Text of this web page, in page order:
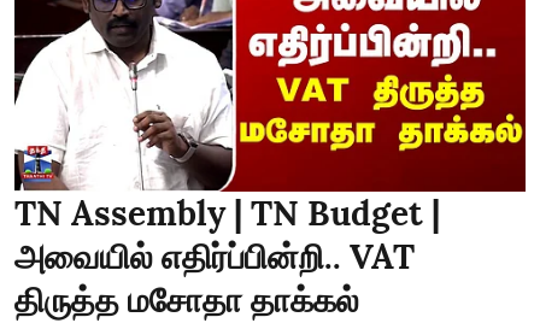
TN Assembly | TN Budget |
அவையில் எதிர்ப்பின்றி.. VAT
திருத்த மசோதா தாக்கல்